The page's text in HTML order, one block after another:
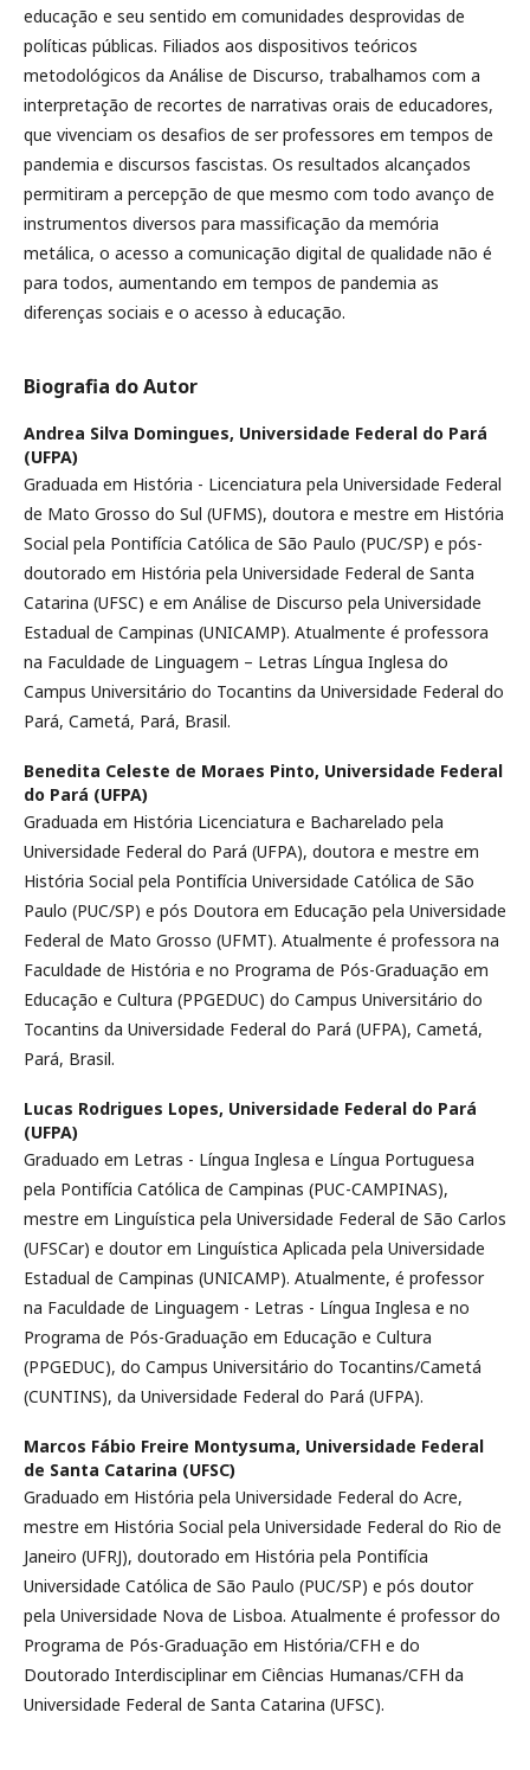
educação e seu sentido em comunidades desprovidas de
políticas públicas. Filiados aos dispositivos teóricos
metodológicos da Análise de Discurso, trabalhamos com a
interpretação de recortes de narrativas orais de educadores,
que vivenciam os desafios de ser professores em tempos de
pandemia e discursos fascistas. Os resultados alcançados
permitiram a percepção de que mesmo com todo avanço de
instrumentos diversos para massificação da memória
metálica, o acesso a comunicação digital de qualidade não é
para todos, aumentando em tempos de pandemia as
diferenças sociais e o acesso à educação.
Biografia do Autor
Andrea Silva Domingues, Universidade Federal do Pará
(UFPA)
Graduada em História - Licenciatura pela Universidade Federal
de Mato Grosso do Sul (UFMS), doutora e mestre em História
Social pela Pontifícia Católica de São Paulo (PUC/SP) e pós-
doutorado em História pela Universidade Federal de Santa
Catarina (UFSC) e em Análise de Discurso pela Universidade
Estadual de Campinas (UNICAMP). Atualmente é professora
na Faculdade de Linguagem – Letras Língua Inglesa do
Campus Universitário do Tocantins da Universidade Federal do
Pará, Cametá, Pará, Brasil.
Benedita Celeste de Moraes Pinto, Universidade Federal
do Pará (UFPA)
Graduada em História Licenciatura e Bacharelado pela
Universidade Federal do Pará (UFPA), doutora e mestre em
História Social pela Pontifícia Universidade Católica de São
Paulo (PUC/SP) e pós Doutora em Educação pela Universidade
Federal de Mato Grosso (UFMT). Atualmente é professora na
Faculdade de História e no Programa de Pós-Graduação em
Educação e Cultura (PPGEDUC) do Campus Universitário do
Tocantins da Universidade Federal do Pará (UFPA), Cametá,
Pará, Brasil.
Lucas Rodrigues Lopes, Universidade Federal do Pará
(UFPA)
Graduado em Letras - Língua Inglesa e Língua Portuguesa
pela Pontifícia Católica de Campinas (PUC-CAMPINAS),
mestre em Linguística pela Universidade Federal de São Carlos
(UFSCar) e doutor em Linguística Aplicada pela Universidade
Estadual de Campinas (UNICAMP). Atualmente, é professor
na Faculdade de Linguagem - Letras - Língua Inglesa e no
Programa de Pós-Graduação em Educação e Cultura
(PPGEDUC), do Campus Universitário do Tocantins/Cametá
(CUNTINS), da Universidade Federal do Pará (UFPA).
Marcos Fábio Freire Montysuma, Universidade Federal
de Santa Catarina (UFSC)
Graduado em História pela Universidade Federal do Acre,
mestre em História Social pela Universidade Federal do Rio de
Janeiro (UFRJ), doutorado em História pela Pontifícia
Universidade Católica de São Paulo (PUC/SP) e pós doutor
pela Universidade Nova de Lisboa. Atualmente é professor do
Programa de Pós-Graduação em História/CFH e do
Doutorado Interdisciplinar em Ciências Humanas/CFH da
Universidade Federal de Santa Catarina (UFSC).